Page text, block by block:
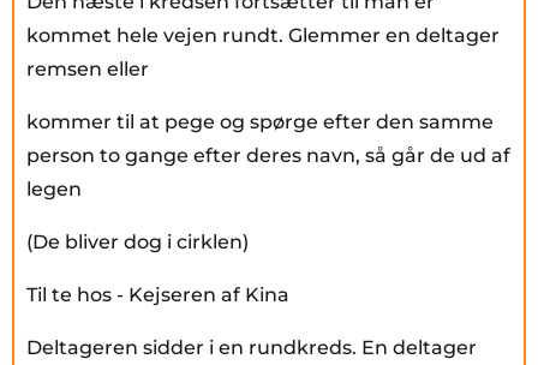
kommet hele vejen rundt. Glemmer en deltager
remsen eller
kommer til at pege og spørge efter den samme
person to gange efter deres navn, så går de ud af
legen
(De bliver dog i cirklen)
Til te hos - Kejseren af Kina
Deltageren sidder i en rundkreds. En deltager